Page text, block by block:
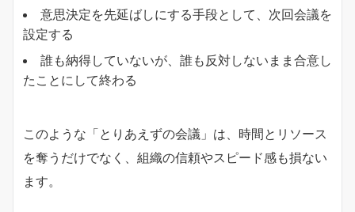
意思決定を先延ばしにする手段として、次回会議を
設定する
誰も納得していないが、誰も反対しないまま合意し
たことにして終わる
このような「とりあえずの会議」は、時間とリソース
を奪うだけでなく、組織の信頼やスピード感も損ない
ます。